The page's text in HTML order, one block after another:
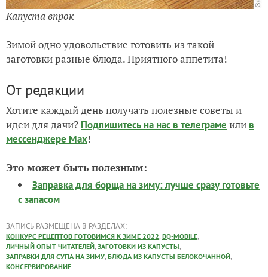
Капуста впрок
Зимой одно удовольствие готовить из такой
заготовки разные блюда. Приятного аппетита!
От редакции
Хотите каждый день получать полезные советы и
идеи для дачи? Подпишитесь на нас в телеграме или в
мессенджере Max!
Это может быть полезным:
Заправка для борща на зиму: лучше сразу готовьте
с запасом
ЗАПИСЬ РАЗМЕЩЕНА В РАЗДЕЛАХ:
КОНКУРС РЕЦЕПТОВ ГОТОВИМСЯ К ЗИМЕ 2022, BQ-MOBILE,
ЛИЧНЫЙ ОПЫТ ЧИТАТЕЛЕЙ, ЗАГОТОВКИ ИЗ КАПУСТЫ,
ЗАПРАВКИ ДЛЯ СУПА НА ЗИМУ, БЛЮДА ИЗ КАПУСТЫ БЕЛОКОЧАННОЙ,
КОНСЕРВИРОВАНИЕ